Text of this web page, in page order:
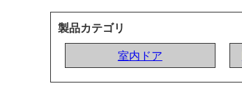
製品カテゴリ
室内ドア